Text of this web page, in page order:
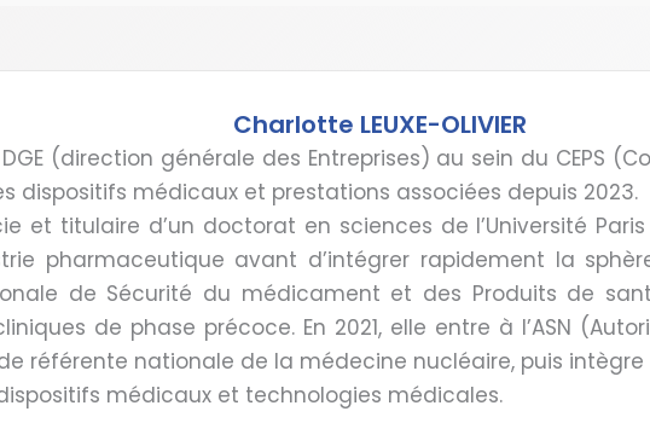
Charlotte LEUXE-OLIVIER
(direction générale des Entreprises) au sein du CEPS
dispositifs médicaux et prestations associées depuis 2023.
et titulaire d’un doctorat en sciences de l’Université
pharmaceutique avant d’intégrer rapidement la
de Sécurité du médicament et des Produits de
de phase précoce. En 2021, elle entre à l’ASN
référente nationale de la médecine nucléaire, puis intègre
médicaux et technologies médicales.